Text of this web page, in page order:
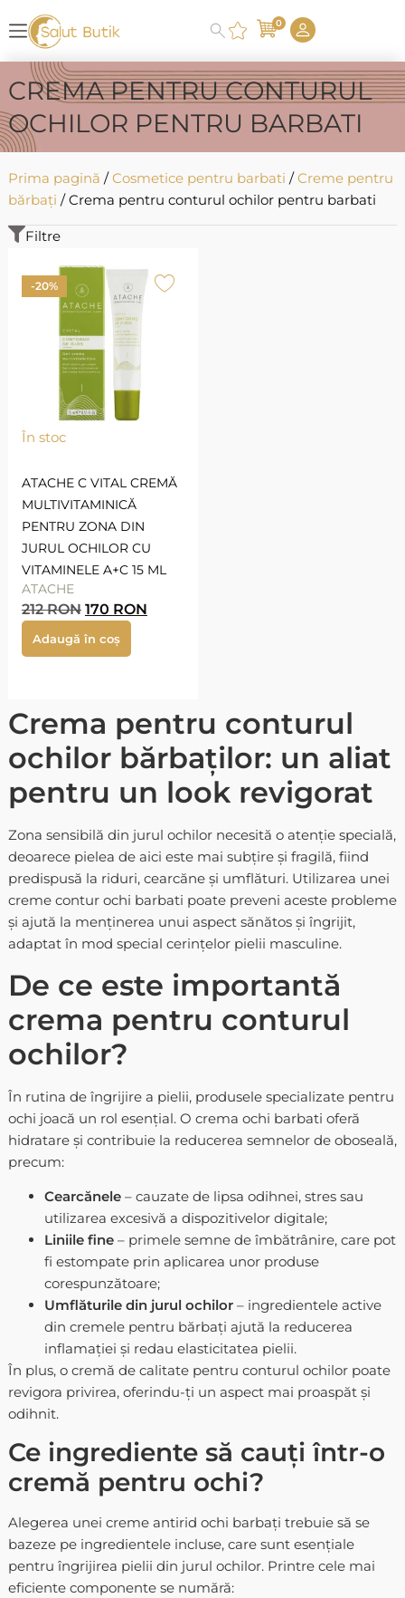
0
CREMA PENTRU CONTURUL
OCHILOR PENTRU BARBATI
Prima pagină /Cosmetice pentru barbati /Creme pentru
bărbați / Crema pentru conturul ochilor pentru barbati
Filtre
-20%
În stoc
ATACHE C VITAL CREMĂ
MULTIVITAMINICĂ
PENTRU ZONA DIN
JURUL OCHILOR CU
VITAMINELE A+C 15 ML
ATACHE
212RON 170 RON
Adaugă în coș
Crema pentru conturul
ochilor bărbaților: un aliat
pentru un look revigorat
Zona sensibilă din jurul ochilor necesită o atenție specială,
deoarece pielea de aici este mai subțire și fragilă, fiind
predispusă la riduri, cearcăne și umflături. Utilizarea unei
creme contur ochi barbati poate preveni aceste probleme
și ajută la menținerea unui aspect sănătos și îngrijit,
adaptat în mod special cerințelor pielii masculine.
De ce este importantă
crema pentru conturul
ochilor?
În rutina de îngrijire a pielii, produsele specializate pentru
ochi joacă un rol esențial. O crema ochi barbati oferă
hidratare și contribuie la reducerea semnelor de oboseală,
precum:
Cearcănele– cauzate de lipsa odihnei, stres sau
utilizarea excesivă a dispozitivelor digitale;
Liniile fine– primele semne de îmbătrânire, care pot
fi estompate prin aplicarea unor produse
corespunzătoare;
Umflăturile din jurul ochilor– ingredientele active
din cremele pentru bărbați ajută la reducerea
inflamației și redau elasticitatea pielii.
În plus, o cremă de calitate pentru conturul ochilor poate
revigora privirea, oferindu-ți un aspect mai proaspăt și
odihnit.
Ce ingrediente să cauți într-o
cremă pentru ochi?
Alegerea unei creme antirid ochi barbați trebuie să se
bazeze pe ingredientele incluse, care sunt esențiale
pentru îngrijirea pielii din jurul ochilor. Printre cele mai
eficiente componente se numără: